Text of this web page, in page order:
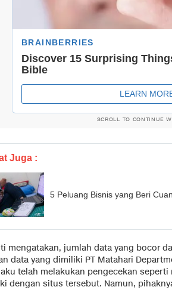
SCROLL TO CONTINUE
Juga :
5 Peluang Bisnis yang Beri
mengatakan, jumlah data yang bocor
data yang dimiliki PT Matahari
telah melakukan pengecekan
dengan situs tersebut. Namun,